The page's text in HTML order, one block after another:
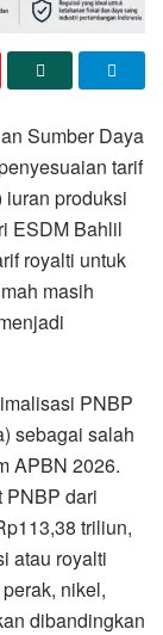
Sumber Daya
tarif
produksi
ESDM Bahlil
royalti untuk
masih
PNBP
sebagai salah
APBN 2026.
PNBP dari
triliun,
atau royalti
nikel,
dibandingkan